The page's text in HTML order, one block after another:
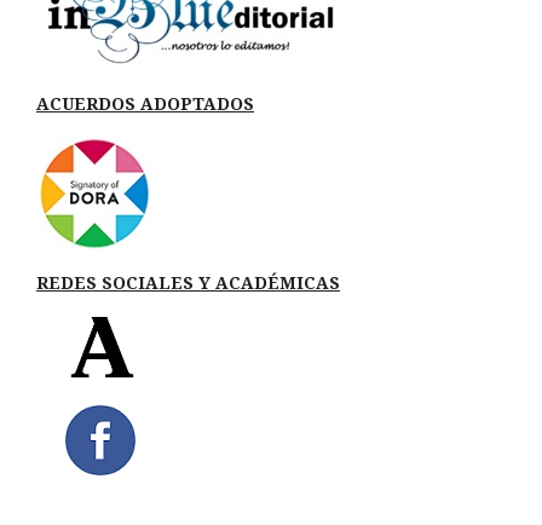
ACUERDOS ADOPTADOS
REDES SOCIALES Y ACADÉMICAS